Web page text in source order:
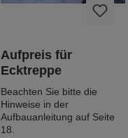
Aufpreis für
Ecktreppe
Beachten Sie bitte die
Hinweise in der
Aufbauanleitung auf Seite
18.